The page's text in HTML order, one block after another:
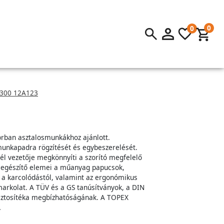
0 0
12A123
asztalosmunkákhoz ajánlott.
rögzítését és egybeszerelését.
vezetője megkönnyíti a szorító megfelelő
elemei a műanyag papucsok,
karcolódástól, valamint az ergonómikus
A TÜV és a GS tanúsítványok, a DIN
megbízhatóságának. A TOPEX